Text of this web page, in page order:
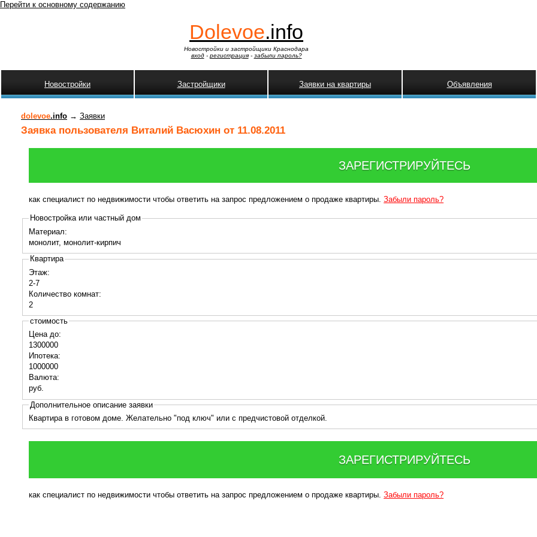
Перейти к основному содержанию
Dolevoe.info
Новостройки и застройщики Краснодара
вход- регистрация- забыли пароль?
Новостройки Застройщики Заявки на квартиры Объявления
dolevoe.info → Заявки
Заявка пользователя Виталий Васюхин от 11.08.2011
ЗАРЕГИСТРИРУЙТЕСЬ
как специалист по недвижимости чтобы ответить на запрос предложением о продаже квартиры.Забыли пароль?
Новостройка или частный дом
Материал:
монолит, монолит-кирпич
Квартира
Этаж:
2-7
Количество комнат:
2
стоимость
Цена до:
1300000
Ипотека:
1000000
Валюта:
руб.
Дополнительное описание заявки
Квартира в готовом доме. Желательно "под ключ" или с предчистовой отделкой.
ЗАРЕГИСТРИРУЙТЕСЬ
как специалист по недвижимости чтобы ответить на запрос предложением о продаже квартиры.Забыли пароль?